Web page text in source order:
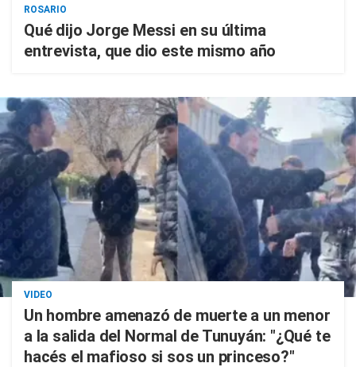
ROSARIO
Qué dijo Jorge Messi en su última
entrevista, que dio este mismo año
VIDEO
Un hombre amenazó de muerte a un menor
a la salida del Normal de Tunuyán: "¿Qué te
hacés el mafioso si sos un princeso?"